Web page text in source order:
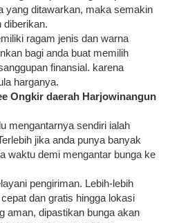
yang ditawarkan, maka semakin
diberikan.
ragam jenis dan warna
bagi anda buat memilih
finansial. karena
harganya.
Ongkir daerah Harjowinangun
mengantarnya sendiri ialah
jika anda punya banyak
waktu demi mengantar bunga ke
pengiriman. Lebih-lebih
dan gratis hingga lokasi
aman, dipastikan bunga akan